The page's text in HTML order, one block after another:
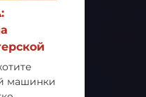
машинки